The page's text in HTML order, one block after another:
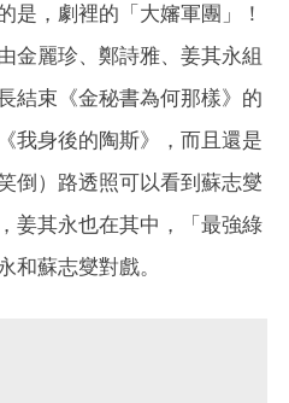
是，劇裡的「大嬸軍團」！
金麗珍、鄭詩雅、姜其永組
結束《金秘書為何那樣》的
我身後的陶斯》，而且還是
倒）路透照可以看到蘇志燮
姜其永也在其中，「最強綠
和蘇志燮對戲。